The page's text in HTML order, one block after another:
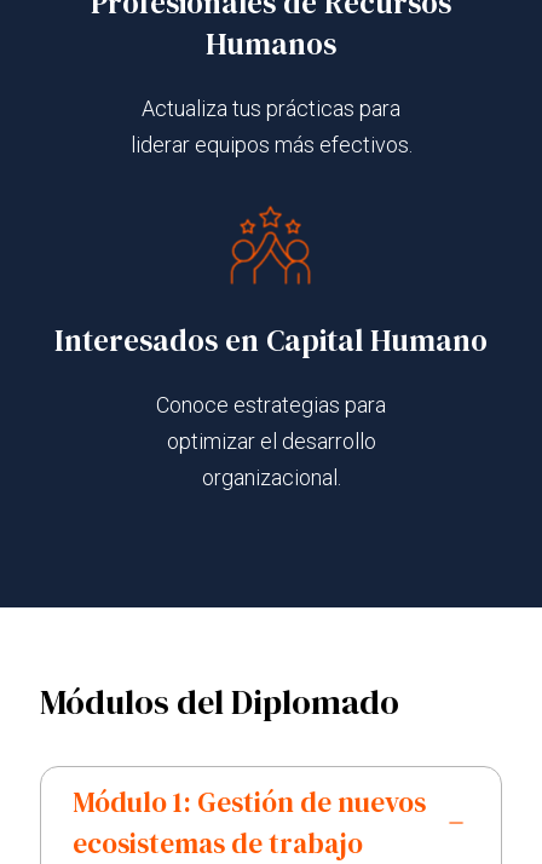
Humanos
Actualiza tus prácticas para
liderar equipos más efectivos.
Interesados en Capital Humano
Conoce estrategias para
optimizar el desarrollo
organizacional.
Módulos del Diplomado
Módulo 1: Gestión de nuevos
ecosistemas de trabajo